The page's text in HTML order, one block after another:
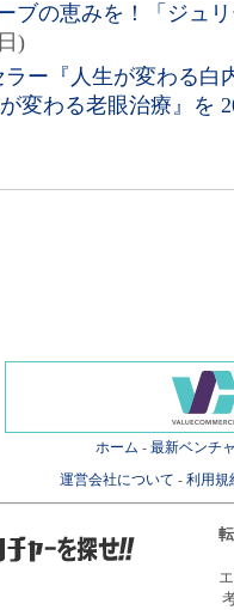
ブの恵みを！「ジュ
)
ー『人生が変わる白
変わる老眼治療』を
ホーム - 最新ベンチ
運営会社について - 利用規